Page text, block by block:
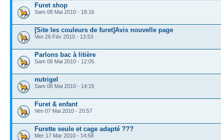
Furet shop
Sam 08 Mai 2010 - 18:16
[Site les couleurs de furet]Avis nouvelle page
Ven 26 Fév 2010 - 13:53
Parlons bac à litière
Sam 08 Mai 2010 - 12:05
nutrigel
Sam 08 Mai 2010 - 14:15
Furet & enfant
Ven 07 Mai 2010 - 20:57
Furette seule et cage adapté ???
Mer 17 Mar 2010 - 14:58